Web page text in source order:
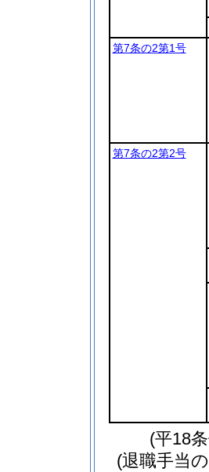
第7条の2第1号
第7条の2第2号
(平18
(退職手当